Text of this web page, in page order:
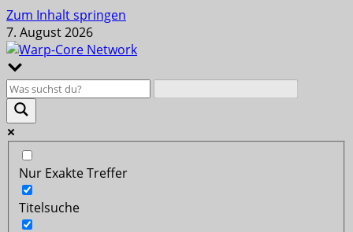
Zum Inhalt springen
7. August 2026
Nur Exakte Treffer
Titelsuche